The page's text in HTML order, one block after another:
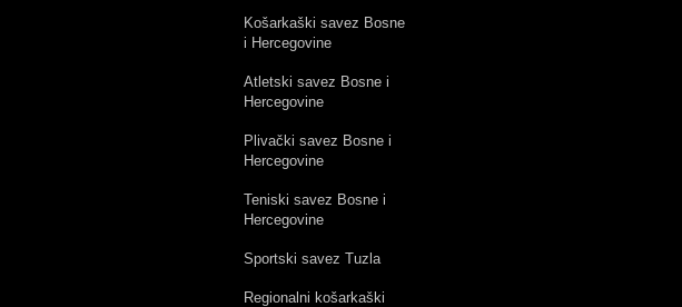
Košarkaški savez Bosne
i Hercegovine
Atletski savez Bosne i
Hercegovine
Plivački savez Bosne i
Hercegovine
Teniski savez Bosne i
Hercegovine
Sportski savez Tuzla
Regionalni košarkaški